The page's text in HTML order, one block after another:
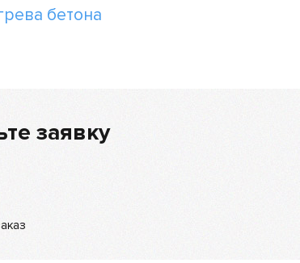
бетона
заявку